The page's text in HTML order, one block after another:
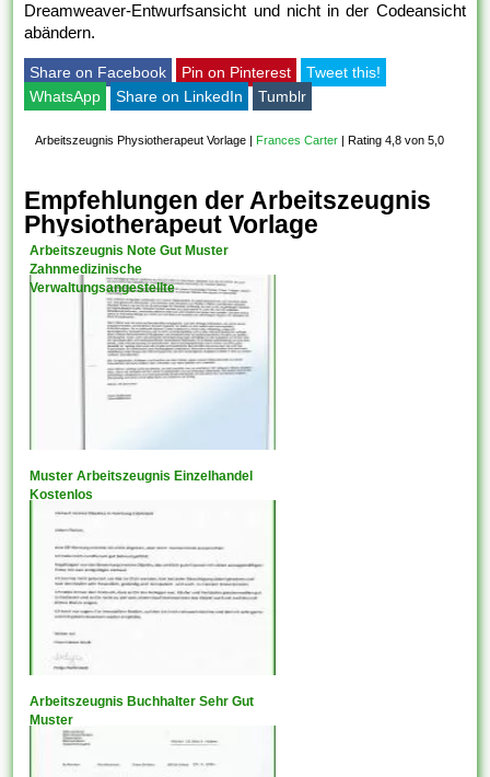
Dreamweaver-Entwurfsansicht und nicht in der Codeansicht
abändern.
Share on Facebook Pin on Pinterest
Tweet this!
WhatsApp
Share on LinkedIn Tumblr
Arbeitszeugnis Physiotherapeut Vorlage Frances Carter Rating 4,8 von 5,0
Empfehlungen der Arbeitszeugnis
Physiotherapeut Vorlage
Arbeitszeugnis Note Gut Muster
Zahnmedizinische
Verwaltungsangestellte
Muster Arbeitszeugnis Einzelhandel
Kostenlos
Arbeitszeugnis Buchhalter Sehr Gut
Muster